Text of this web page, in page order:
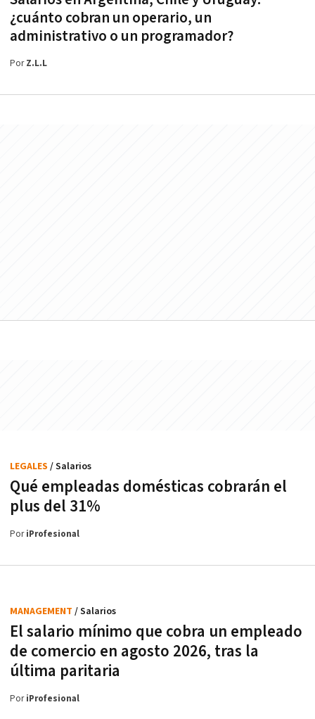
¿cuánto cobran un operario, un
administrativo o un programador?
PorZ.L.L
Qué empleadas domésticas cobrarán el
plus del 31%
LEGALES / Salarios
PoriProfesional
El salario mínimo que cobra un empleado
de comercio en agosto 2026, tras la
última paritaria
MANAGEMENT / Salarios
PoriProfesional